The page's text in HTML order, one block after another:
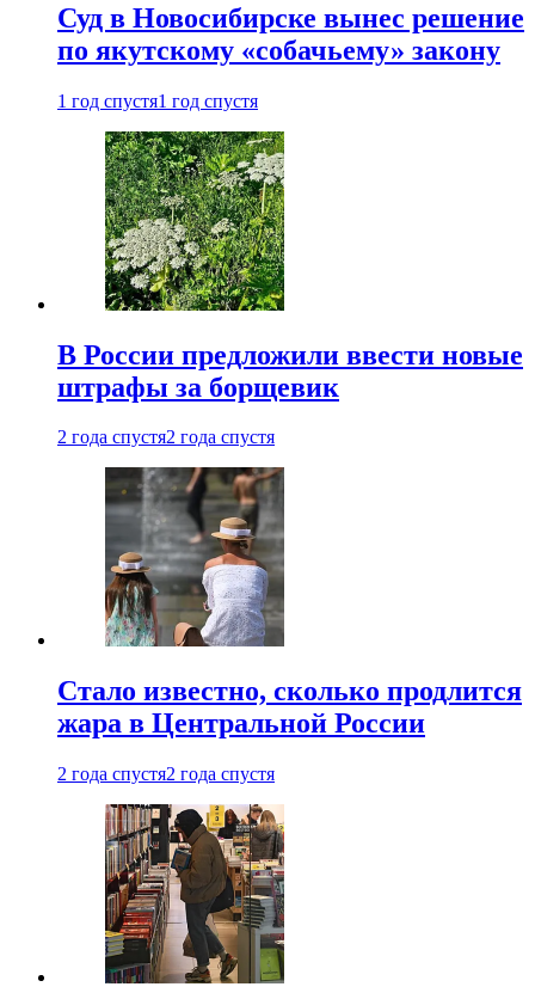
Суд в Новосибирске вынес решение
по якутскому «собачьему» закону
1 год спустя1 год спустя
В России предложили ввести новые
штрафы за борщевик
2 года спустя2 года спустя
Стало известно, сколько продлится
жара в Центральной России
2 года спустя2 года спустя